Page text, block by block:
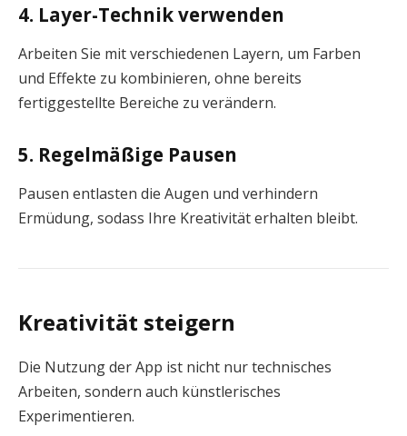
4. Layer-Technik verwenden
Arbeiten Sie mit verschiedenen Layern, um Farben
und Effekte zu kombinieren, ohne bereits
fertiggestellte Bereiche zu verändern.
5. Regelmäßige Pausen
Pausen entlasten die Augen und verhindern
Ermüdung, sodass Ihre Kreativität erhalten bleibt.
Kreativität steigern
Die Nutzung der App ist nicht nur technisches
Arbeiten, sondern auch künstlerisches
Experimentieren.